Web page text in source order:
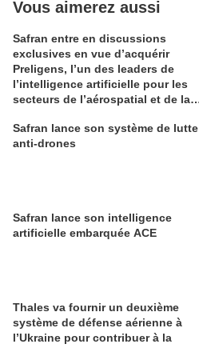
Vous aimerez aussi
Safran entre en discussions
exclusives en vue d’acquérir
Preligens, l’un des leaders de
l’intelligence artificielle pour les
secteurs de l’aérospatial et de la
Safran lance son système de lutte
anti-drones
Safran lance son intelligence
artificielle embarquée ACE
Thales va fournir un deuxième
système de défense aérienne à
l’Ukraine pour contribuer à la